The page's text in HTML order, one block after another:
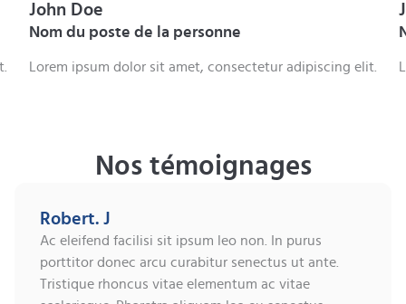
John Doe
Nom du poste de la personne
Lorem ipsum dolor sit amet, consectetur adipiscing elit.
Nos témoignages
Robert. J
Ac eleifend facilisi sit ipsum leo non. In purus
porttitor donec arcu curabitur senectus ut ante.
Tristique rhoncus vitae elementum ac vitae